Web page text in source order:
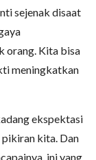
sejenak disaat
orang. Kita bisa
meningkatkan
ekspektasi
kita. Dan
ini yang